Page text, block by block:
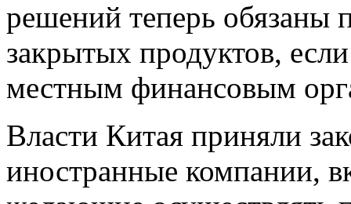
решений теперь обязаны
закрытых продуктов,
местным финансовым
Власти Китая приняли
иностранные компании,